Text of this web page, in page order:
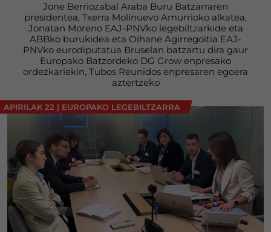
Jone Berriozabal Araba Buru Batzarraren
presidentea, Txerra Molinuevo Amurrioko alkatea,
Jonatan Moreno EAJ-PNVko legebiltzarkide eta
ABBko burukidea eta Oihane Agirregoitia EAJ-
PNVko eurodiputatua Bruselan batzartu dira gaur
Europako Batzordeko DG Grow enpresako
ordezkariekin, Tubos Reunidos enpresaren egoera
aztertzeko
APIRILAK 22 | EUROPAKO LEGEBILTZARRA